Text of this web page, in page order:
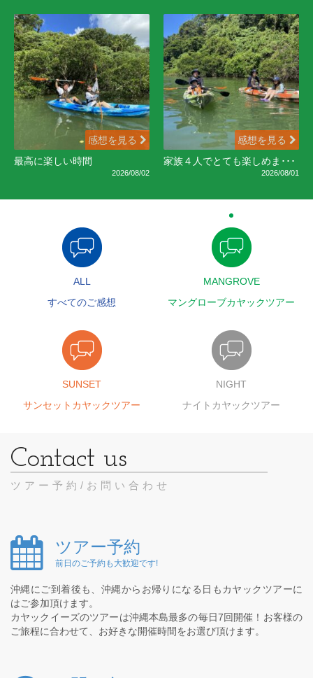
感想を見る
最高に楽しい時間
2026/08/02
感想を見る
家族４人でとても楽しめま･･･
2026/08/01
ALL
すべてのご感想
MANGROVE
マングローブカヤックツアー
SUNSET
サンセットカヤックツアー
NIGHT
ナイトカヤックツアー
ツアー予約/お問い合わせ
ツアー予約
前日のご予約も大歓迎です!
沖縄にご到着後も、沖縄からお帰りになる日もカヤックツアーに
はご参加頂けます。
カヤックイーズのツアーは沖縄本島最多の毎日7回開催！お客様の
ご旅程に合わせて、お好きな開催時間をお選び頂けます。